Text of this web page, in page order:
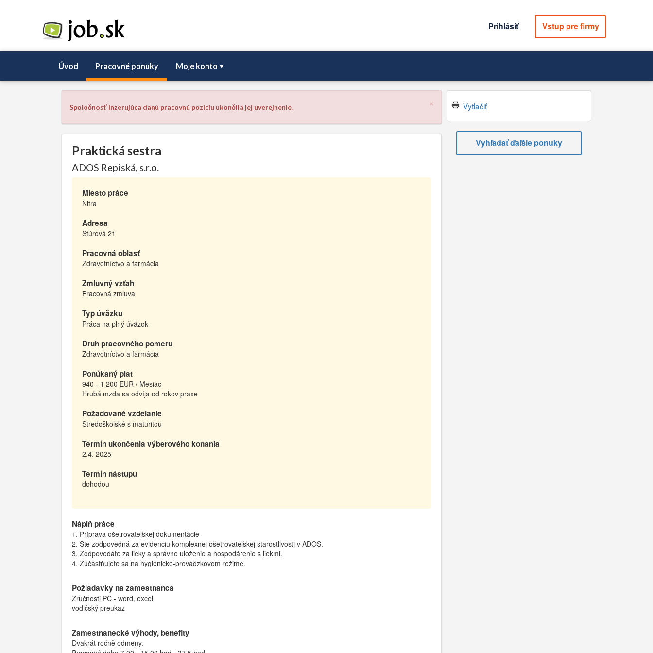
Prihlásiť Vstup pre firmy
Úvod Pracovné ponuky Moje konto
×
Spoločnosť inzerujúca danú pracovnú pozíciu ukončila jej uverejnenie.
Praktická sestra
ADOS Repiská, s.r.o.
Miesto práce
Nitra
Adresa
Štúrová 21
Pracovná oblasť
Zdravotníctvo a farmácia
Zmluvný vzťah
Pracovná zmluva
Typ úväzku
Práca na plný úväzok
Druh pracovného pomeru
Zdravotníctvo a farmácia
Ponúkaný plat
940 - 1 200 EUR / Mesiac
Hrubá mzda sa odvíja od rokov praxe
Požadované vzdelanie
Stredoškolské s maturitou
Termín ukončenia výberového konania
2.4. 2025
Termín nástupu
dohodou
Náplň práce
1. Príprava ošetrovateľskej dokumentácie
2. Ste zodpovedná za evidenciu komplexnej ošetrovateľskej starostlivosti v ADOS.
3. Zodpovedáte za lieky a správne uloženie a hospodárenie s liekmi.
4. Zúčastňujete sa na hygienicko-prevádzkovom režime.
Požiadavky na zamestnanca
Zručnosti PC - word, excel
vodičský preukaz
Zamestnanecké výhody, benefity
Dvakrát ročně odmeny.
Vytlačiť
Vyhľadať ďaľšie ponuky